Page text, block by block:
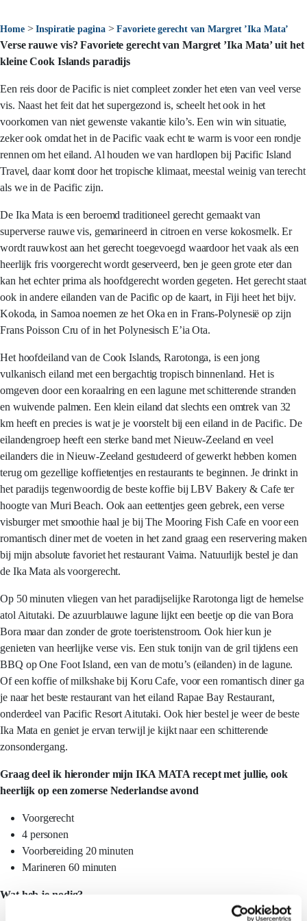
Home>Inspiratie pagina>Favoriete gerecht van Margret ’Ika Mata’
Verse rauwe vis? Favoriete gerecht van Margret ’Ika Mata’ uit het
kleine Cook Islands paradijs
Een reis door de Pacific is niet compleet zonder het eten van veel verse
vis. Naast het feit dat het supergezond is, scheelt het ook in het
voorkomen van niet gewenste vakantie kilo’s. Een win win situatie,
zeker ook omdat het in de Pacific vaak echt te warm is voor een rondje
rennen om het eiland. Al houden we van hardlopen bij Pacific Island
Travel, daar komt door het tropische klimaat, meestal weinig van terecht
als we in de Pacific zijn.
De Ika Mata is een beroemd traditioneel gerecht gemaakt van
superverse rauwe vis, gemarineerd in citroen en verse kokosmelk. Er
wordt rauwkost aan het gerecht toegevoegd waardoor het vaak als een
heerlijk fris voorgerecht wordt geserveerd, ben je geen grote eter dan
kan het echter prima als hoofdgerecht worden gegeten. Het gerecht staat
ook in andere eilanden van de Pacific op de kaart, in Fiji heet het bijv.
Kokoda, in Samoa noemen ze het Oka en in Frans-Polynesië op zijn
Frans Poisson Cru of in het Polynesisch E’ia Ota.
Het hoofdeiland van de Cook Islands, Rarotonga, is een jong
vulkanisch eiland met een bergachtig tropisch binnenland. Het is
omgeven door een koraalring en een lagune met schitterende stranden
en wuivende palmen. Een klein eiland dat slechts een omtrek van 32
km heeft en precies is wat je je voorstelt bij een eiland in de Pacific. De
eilandengroep heeft een sterke band met Nieuw-Zeeland en veel
eilanders die in Nieuw-Zeeland gestudeerd of gewerkt hebben komen
terug om gezellige koffietentjes en restaurants te beginnen. Je drinkt in
het paradijs tegenwoordig de beste koffie bij LBV Bakery & Cafe ter
hoogte van Muri Beach. Ook aan eettentjes geen gebrek, een verse
visburger met smoothie haal je bij The Mooring Fish Cafe en voor een
romantisch diner met de voeten in het zand graag een reservering maken
bij mijn absolute favoriet het restaurant Vaima. Natuurlijk bestel je dan
de Ika Mata als voorgerecht.
Op 50 minuten vliegen van het paradijselijke Rarotonga ligt de hemelse
atol Aitutaki. De azuurblauwe lagune lijkt een beetje op die van Bora
Bora maar dan zonder de grote toeristenstroom. Ook hier kun je
genieten van heerlijke verse vis. Een stuk tonijn van de gril tijdens een
BBQ op One Foot Island, een van de motu’s (eilanden) in de lagune.
Of een koffie of milkshake bij Koru Cafe, voor een romantisch diner ga
je naar het beste restaurant van het eiland Rapae Bay Restaurant,
onderdeel van Pacific Resort Aitutaki. Ook hier bestel je weer de beste
Ika Mata en geniet je ervan terwijl je kijkt naar een schitterende
zonsondergang.
Graag deel ik hieronder mijn IKA MATA recept met jullie, ook
heerlijk op een zomerse Nederlandse avond
Voorgerecht
4 personen
Voorbereiding 20 minuten
Marineren 60 minuten
Wat heb je nodig?